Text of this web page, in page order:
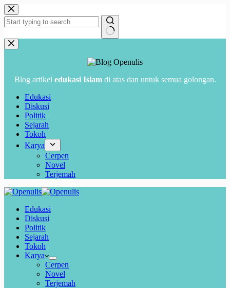
Skip
to
content
No
results
Blog artikel edukasi Islamdi atas dan untuk semua golongan.
Edukasi
Diskusi
Politik
Sejarah
Tokoh
Karya
Cerpen
Novel
Terjemah
Edukasi
Diskusi
Politik
Sejarah
Tokoh
Karya
Cerpen
Novel
Terjemah